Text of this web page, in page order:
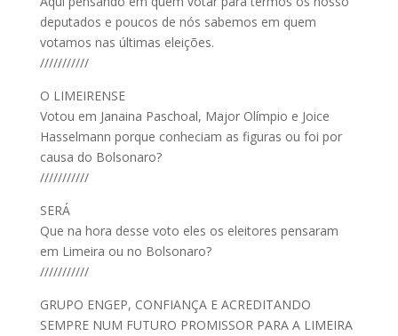
deputados e poucos de nós sabemos em quem
votamos nas últimas eleições.
///////////
O LIMEIRENSE
Votou em Janaina Paschoal, Major Olímpio e Joice
Hasselmann porque conheciam as figuras ou foi por
causa do Bolsonaro?
///////////
SERÁ
Que na hora desse voto eles os eleitores pensaram
em Limeira ou no Bolsonaro?
///////////
GRUPO ENGEP, CONFIANÇA E ACREDITANDO
SEMPRE NUM FUTURO PROMISSOR PARA A LIMEIRA